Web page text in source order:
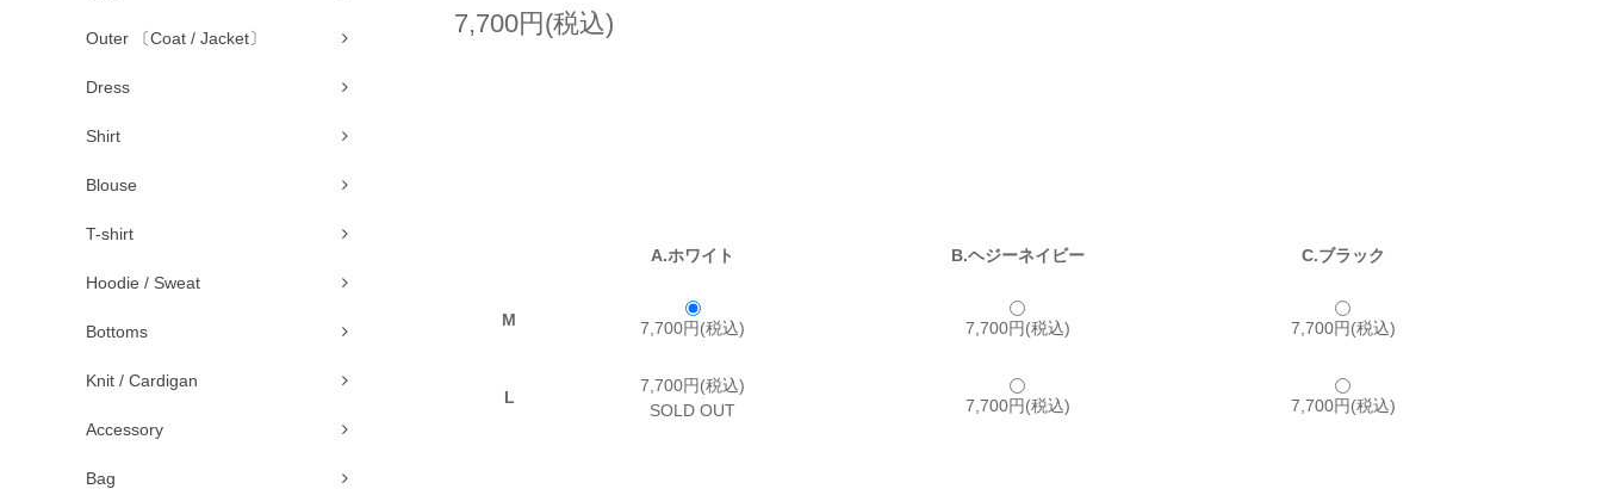
Outer 〔Coat / Jacket〕
Dress
Shirt
Blouse
T-shirt
Hoodie / Sweat
Bottoms
Knit / Cardigan
Accessory
Bag
7,700円(税込)
A.ホワイト B.ヘジーネイビー C.ブラック
M 7,700円(税込) 7,700円(税込) 7,700円(税込)
L
7,700円(税込)
SOLD OUT
7,700円(税込) 7,700円(税込)